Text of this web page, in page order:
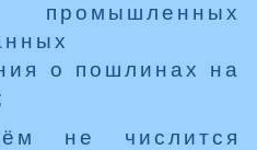
о пошлинах на
не числится